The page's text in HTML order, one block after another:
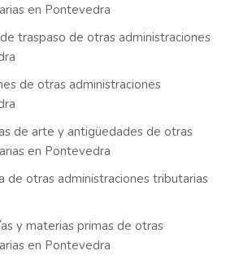
en Pontevedra
traspaso de otras administraciones
de otras administraciones
de arte y antigüedades de otras
en Pontevedra
de otras administraciones tributarias
y materias primas de otras
en Pontevedra